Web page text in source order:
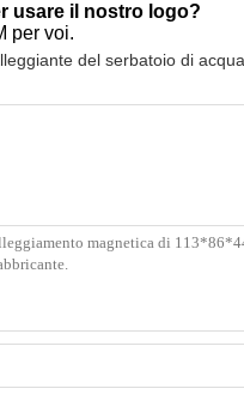
usare il nostro logo?
per voi.
del serbatoio di acqua